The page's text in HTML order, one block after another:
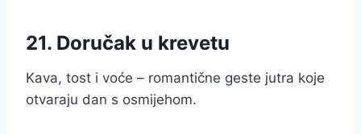
21. Doručak u krevetu
Kava, tost i voće – romantične geste jutra koje
otvaraju dan s osmijehom.